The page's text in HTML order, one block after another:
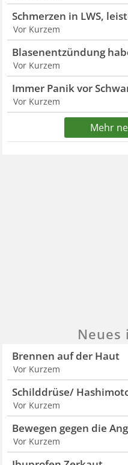
Schmerzen in LWS,
Vor Kurzem
Blasenentzündung
Vor Kurzem
Immer Panik vor
Vor Kurzem
Mehr
Neues
Brennen auf der Haut
Vor Kurzem
Schilddrüse/
Vor Kurzem
Bewegen gegen die
Vor Kurzem